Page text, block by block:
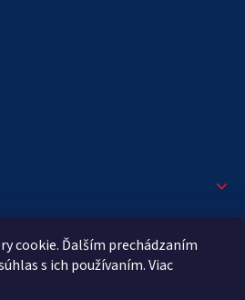
cookie. Ďalším prechádzaním
s ich používaním. Viac